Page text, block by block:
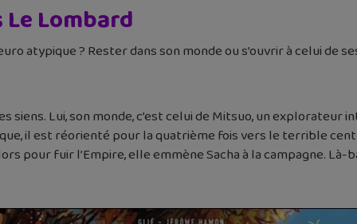
Lombard
atypique ? Rester dans son monde ou s’ouvrir à celui de
siens. Lui, son monde, c’est celui de Mitsuo, un
il est réorienté pour la quatrième fois vers le terrible
pour fuir l’Empire, elle emmène Sacha à la campagne.